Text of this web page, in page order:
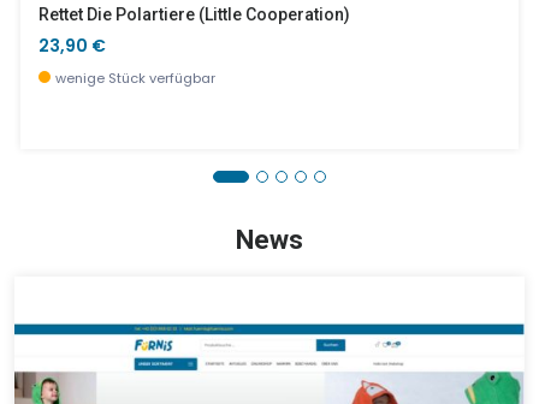
Rettet Die Polartiere (little Cooperation)
23,90 €
wenige Stück verfügbar
News